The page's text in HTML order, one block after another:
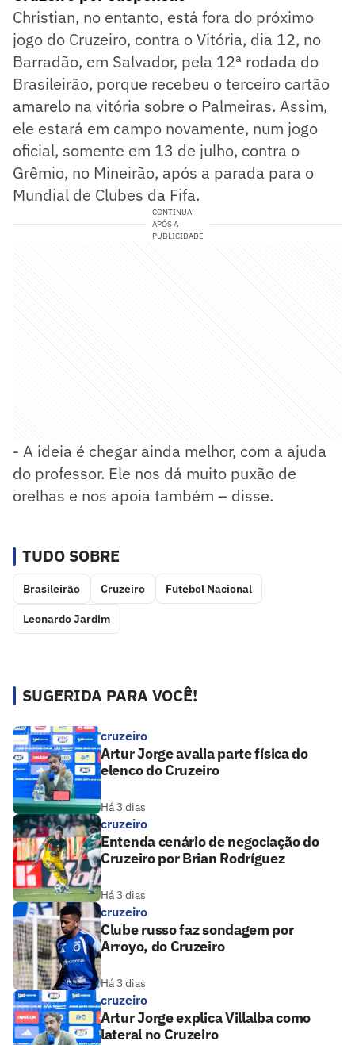
Christian, no entanto, está fora do próximo
jogo do Cruzeiro, contra o Vitória, dia 12, no
Barradão, em Salvador, pela 12ª rodada do
Brasileirão, porque recebeu o terceiro cartão
amarelo na vitória sobre o Palmeiras. Assim,
ele estará em campo novamente, num jogo
oficial, somente em 13 de julho, contra o
Grêmio, no Mineirão, após a parada para o
Mundial de Clubes da Fifa.
CONTINUA
APÓS A
PUBLICIDADE
- A ideia é chegar ainda melhor, com a ajuda
do professor. Ele nos dá muito puxão de
orelhas e nos apoia também – disse.
TUDO SOBRE
Brasileirão Cruzeiro Futebol Nacional
Leonardo Jardim
SUGERIDA PARA VOCÊ!
cruzeiro
Artur Jorge avalia parte física do
elenco do Cruzeiro
Há 3 dias
cruzeiro
Entenda cenário de negociação do
Cruzeiro por Brian Rodríguez
Há 3 dias
cruzeiro
Clube russo faz sondagem por
Arroyo, do Cruzeiro
Há 3 dias
cruzeiro
Artur Jorge explica Villalba como
lateral no Cruzeiro